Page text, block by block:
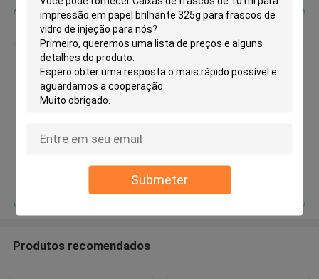
Submeter
Obter o melhor preço para
Caixas de frascos de 10 ml para
impressão em papel brilhante
Continue
Produtos recomendados